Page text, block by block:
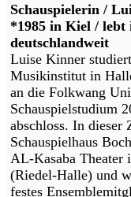
Schauspielerin /
*1985 in Kiel /
deutschlandweit
Luise Kinner
Musikinstitut in
an die Folkwang
Schauspielstudium
abschloss. In dieser
Schauspielhaus
AL-Kasaba Theater
(Riedel-Halle) und
festes